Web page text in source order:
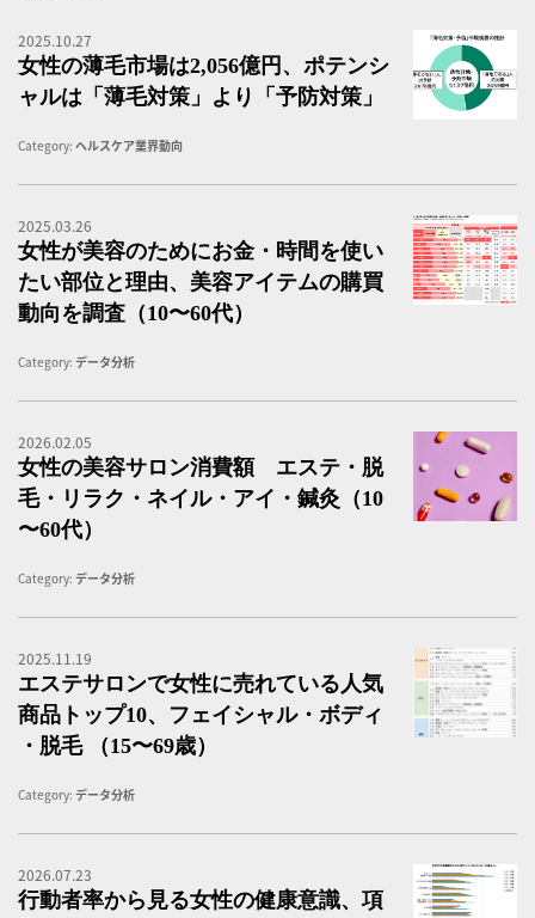
2025.10.27
女性の薄毛市場は2,056億円、ポテンシ
ャルは「薄毛対策」より「予防対策」
Category: ヘルスケア業界動向
2025.03.26
女性が美容のためにお金・時間を使い
たい部位と理由、美容アイテムの購買
動向を調査（10〜60代）
Category: データ分析
2026.02.05
女性の美容サロン消費額 エステ・脱
毛・リラク・ネイル・アイ・鍼灸（10
〜60代）
Category: データ分析
2025.11.19
エステサロンで女性に売れている人気
商品トップ10、フェイシャル・ボディ
・脱毛 （15〜69歳）
Category: データ分析
2026.07.23
行動者率から見る女性の健康意識、項